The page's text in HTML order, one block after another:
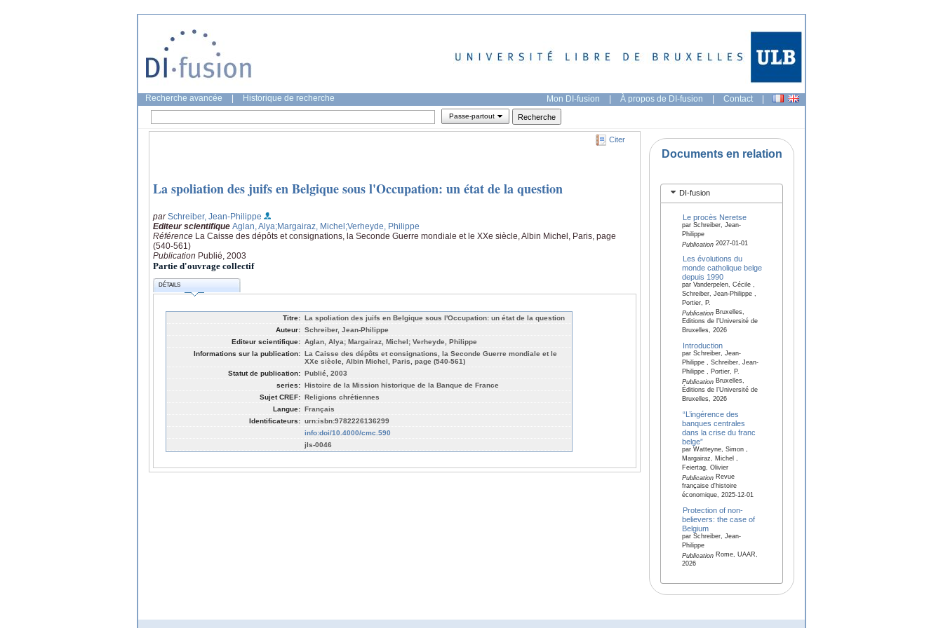
Recherche avancée Historique de recherche Mon DI-fusion | À propos de DI-fusion | Contact |
Passe-partout
Citer
La spoliation des juifs en Belgique sous l'Occupation: un état de la question
parSchreiber, Jean-Philippe
Editeur scientifique Aglan, Alya;Margairaz, Michel;Verheyde, Philippe
Référence La Caisse des dépôts et consignations, la Seconde Guerre mondiale et le XXe siècle, Albin Michel, Paris, page
(540-561)
Publication Publié, 2003
Partie d'ouvrage collectif
DÉTAILS
Titre: La spoliation des juifs en Belgique sous l'Occupation: un état de la question
Auteur: Schreiber, Jean-Philippe
Editeur scientifique: Aglan, Alya; Margairaz, Michel; Verheyde, Philippe
Informations sur la publication: La Caisse des dépôts et consignations, la Seconde Guerre mondiale et le
XXe siècle, Albin Michel, Paris, page (540-561)
Statut de publication: Publié, 2003
series: Histoire de la Mission historique de la Banque de France
Sujet CREF: Religions chrétiennes
Langue: Français
Identificateurs: urn:isbn:9782226136299
info:doi/10.4000/cmc.590
jls-0046
Documents en relation
DI-fusion
Le procès Neretse
par Schreiber, Jean-
Philippe
Publication2027-01-01
Les évolutions du
monde catholique belge
depuis 1990
par Vanderpelen, Cécile ,
Schreiber, Jean-Philippe ,
Portier, P.
PublicationBruxelles,
Editions de l'Université de
Bruxelles, 2026
Introduction
par Schreiber, Jean-
Philippe , Schreiber, Jean-
Philippe , Portier, P.
PublicationBruxelles,
Éditions de l’Université de
Bruxelles, 2026
“L’ingérence des
banques centrales
dans la crise du franc
belge”
par Watteyne, Simon ,
Margairaz, Michel ,
Feiertag, Olivier
PublicationRevue
française d'histoire
économique, 2025-12-01
Protection of non-
believers: the case of
Belgium
par Schreiber, Jean-
Philippe
PublicationRome, UAAR,
2026